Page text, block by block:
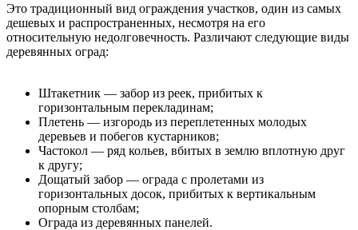
Это традиционный вид ограждения участков, один из самых
дешевых и распространенных, несмотря на его
относительную недолговечность. Различают следующие виды
деревянных оград:
Штакетник — забор из реек, прибитых к
горизонтальным перекладинам;
Плетень — изгородь из переплетенных молодых
деревьев и побегов кустарников;
Частокол — ряд кольев, вбитых в землю вплотную друг
к другу;
Дощатый забор — ограда с пролетами из
горизонтальных досок, прибитых к вертикальным
опорным столбам;
Ограда из деревянных панелей.